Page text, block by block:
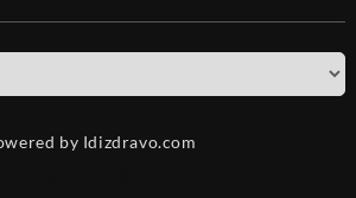
by Idizdravo.com